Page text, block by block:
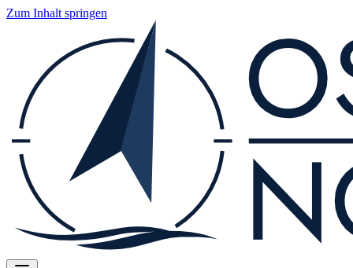
Zum Inhalt springen